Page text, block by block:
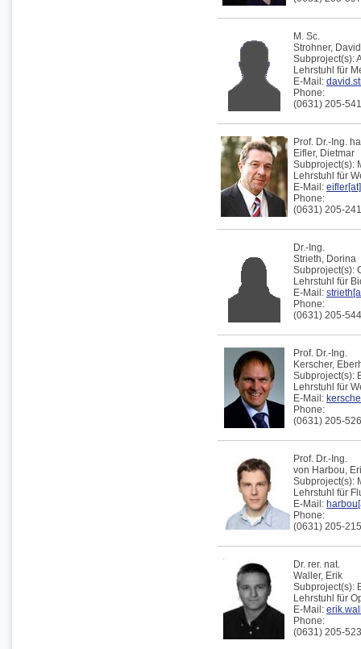
M. Sc.
Strohner, David
Subproject(s):
Lehrstuhl für
E-Mail:
Phone:
(0631) 205-
Prof. Dr.-Ing.
Eifler, Dietmar
Subproject(s):
Lehrstuhl für
E-Mail:
Phone:
(0631) 205-
Dr.-Ing.
Strieth, Dorina
Subproject(s):
Lehrstuhl für
E-Mail:
Phone:
(0631) 205-
Prof. Dr.-Ing.
Kerscher,
Subproject(s):
Lehrstuhl für
E-Mail:
Phone:
(0631) 205-
Prof. Dr.-Ing.
von Harbou,
Subproject(s):
Lehrstuhl für
E-Mail:
Phone:
(0631) 205-
Dr. rer. nat.
Waller, Erik
Subproject(s):
Lehrstuhl für
E-Mail:
Phone:
(0631) 205-